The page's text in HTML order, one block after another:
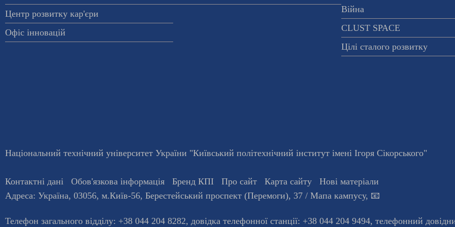
Центр розвитку кар'єри
Офіс інновацій
Війна
CLUST SPACE
Цілі сталого розвитку
Національний технічний університет України "Київський політехнічний інститут імені Ігоря Сікорського"
Контактні дані Обов'язкова інформація Бренд КПІ Про сайт Карта сайту
Нові матеріали
Адреса: Україна, 03056, м.Київ-56, Берестейський проспект (Перемоги), 37 / Мапа кампусу, 📧
Телефон загального відділу: +38 044 204 8282, довiдка телефонної станцiї: +38 044 204 9494, телефонний